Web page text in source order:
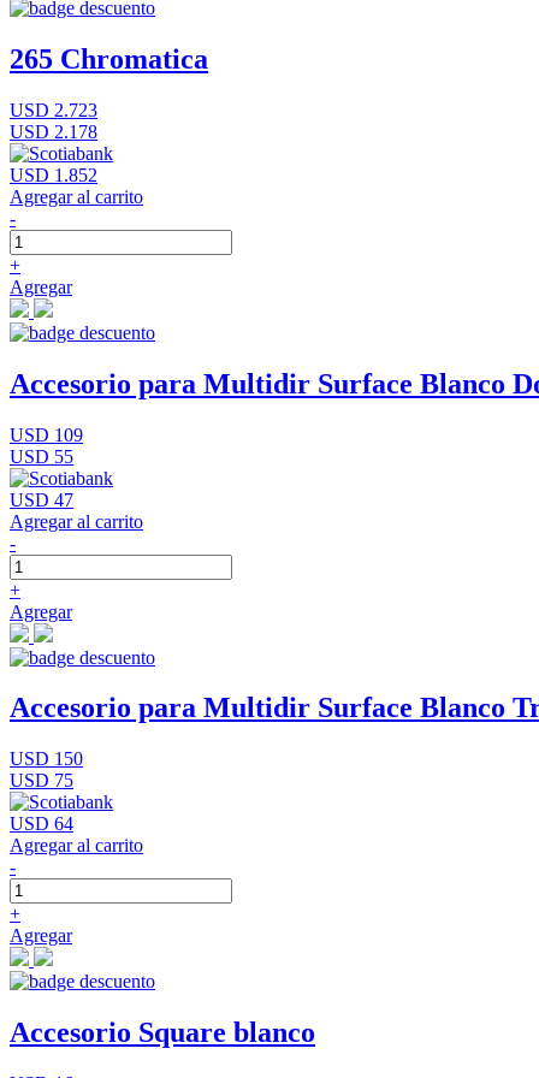
265 Chromatica
USD 2.723
USD 2.178
USD 1.852
Agregar al carrito
-
+
Agregar
Accesorio para Multidir Surface Blanco
USD 109
USD 55
USD 47
Agregar al carrito
-
+
Agregar
Accesorio para Multidir Surface Blanco
USD 150
USD 75
USD 64
Agregar al carrito
-
+
Agregar
Accesorio Square blanco